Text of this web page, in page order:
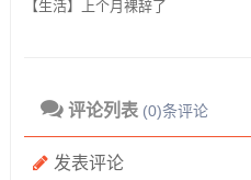
【生活】上个月裸辞了
评论列表 (0)条评论
发表评论